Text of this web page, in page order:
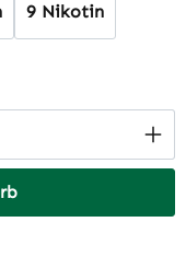
9 Nikotin